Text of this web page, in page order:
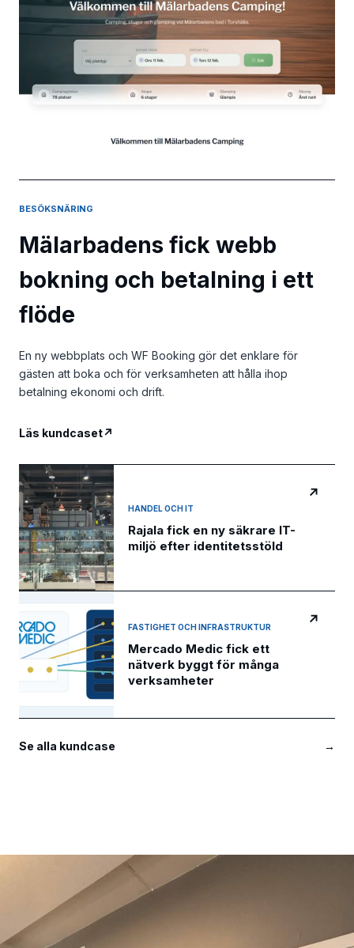
BESÖKSNÄRING
Mälarbadens fick webb
bokning och betalning i ett
flöde
En ny webbplats och WF Booking gör det enklare för
gästen att boka och för verksamheten att hålla ihop
betalning ekonomi och drift.
Läs kundcaset↗
HANDEL OCH IT
Rajala fick en ny säkrare IT-
miljö efter identitetsstöld
↗
FASTIGHET OCH INFRASTRUKTUR
Mercado Medic fick ett
nätverk byggt för många
verksamheter
↗
Se alla kundcase →